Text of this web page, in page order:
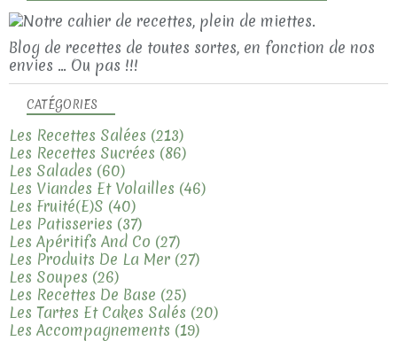
Blog de recettes de toutes sortes, en fonction de nos
envies ... Ou pas !!!
CATÉGORIES
Les Recettes Salées (213)
Les Recettes Sucrées (86)
Les Salades (60)
Les Viandes Et Volailles (46)
Les Fruité(e)s (40)
Les Patisseries (37)
Les Apéritifs And Co (27)
Les Produits De La Mer (27)
Les Soupes (26)
Les Recettes De Base (25)
Les Tartes Et Cakes Salés (20)
Les Accompagnements (19)